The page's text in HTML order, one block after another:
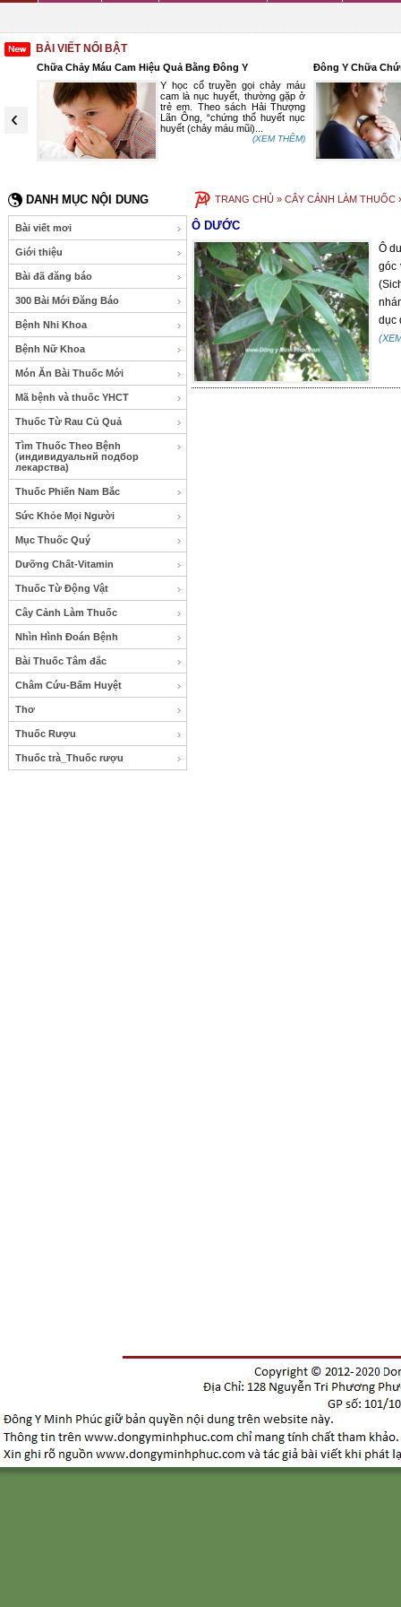
BÀI VIẾT NỔI BẬT
‹
rất
của
Chữa Chảy Máu Cam Hiệu Quả Bằng Đông Y
Y học cổ truyền gọi chảy máu
cam là nục huyết, thường gặp ở
trẻ em. Theo sách Hải Thượng
Lãn Ông, “chứng thổ huyết nục
huyết (chảy máu mũi)...
(XEM THÊM)
Đông Y Chữa
DANH MỤC NỘI DUNG
Bài viết mơi
Giới thiệu
Bài đã đăng báo
300 Bài Mới Đăng Báo
Bệnh Nhi Khoa
Bệnh Nữ Khoa
Món Ăn Bài Thuốc Mới
Mã bệnh và thuốc YHCT
Thuốc Từ Rau Củ Quả
Tìm Thuốc Theo Bệnh
(индивидуальнй подбор
лекарства)
Thuốc Phiến Nam Bắc
Sức Khỏe Mọi Người
Mục Thuốc Quý
Dưỡng Chất-Vitamin
Thuốc Từ Động Vật
Cây Cảnh Làm Thuốc
Nhìn Hình Đoán Bệnh
Bài Thuốc Tâm đắc
Châm Cứu-Bấm Huyệt
Thơ
Thuốc Rượu
Thuốc trà_Thuốc rượu
TRANG CHỦ » CÂY CẢNH LÀM THUỐC
Ô DƯỚC
Ô
góc
dục